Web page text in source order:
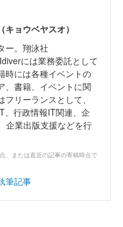
ョウベヤスオ）
ー。翔泳社
には業務委託として
時には各種イベントの
、書籍、イベントに関
リーランスとして、
、行政情報IT関連、企
企業出版支援などを行
、または直近の記事の寄稿時点で
筆記事